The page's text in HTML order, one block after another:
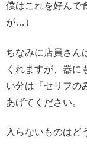
僕はこれを好んで
が…）
ちなみに店員さん
くれますが、器に
い分は『セリフの
あげてください。
入らないものはど